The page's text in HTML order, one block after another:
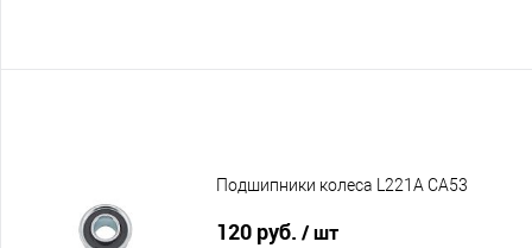
Подшипники колеса L221A CA53
120 руб. / шт